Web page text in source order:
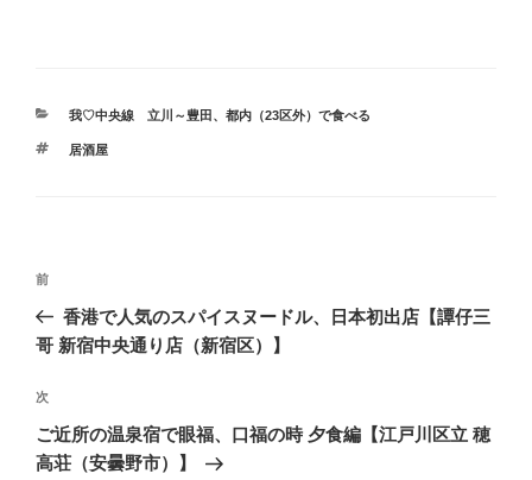
カ
ゴ
我♡中央線 立川～豊田 、 都内（23区外）で食べる
タ
居酒屋
投
ナ
ゲ
ー
シ
前
の
投
前
香港で人気のスパイスヌードル、日本初出店【譚仔三
哥 新宿中央通り店（新宿区）】
次
の
投
次
ご近所の温泉宿で眼福、口福の時 夕食編【江戸川区立 穂
高荘（安曇野市）】